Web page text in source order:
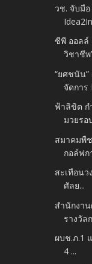
วช. จับมือ
ซีพี ออลล์
วิชาชีพ
“ยศชนัน
จัดการ
ฟ้าลิขิต ก
มวยรอ
สมาคมพื
กอล์ฟก
สะเทือนว
ศัลย...
สำนักงา
รางวัล
ผบช.ภ.1
4 ...